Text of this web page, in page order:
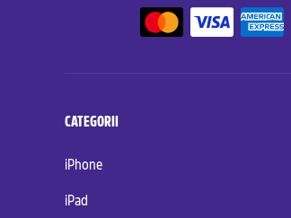
CATEGORII
iPhone
iPad